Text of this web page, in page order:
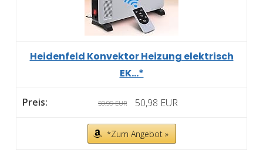
Heidenfeld Konvektor Heizung elektrisch
EK...*
59,99 EUR 50,98 EUR
*Zum Angebot »